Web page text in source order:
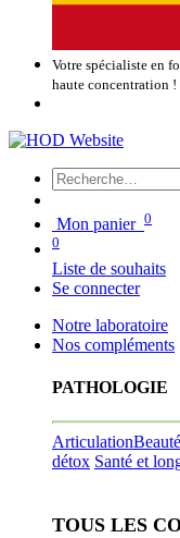
Votre spécialiste en
haute concentration !
Mon panier 0
0
Liste de souhaits
Se connecter
Notre laboratoire
Nos compléments
PATHOLOGIE
Articulation
détox Santé et
TOUS LES